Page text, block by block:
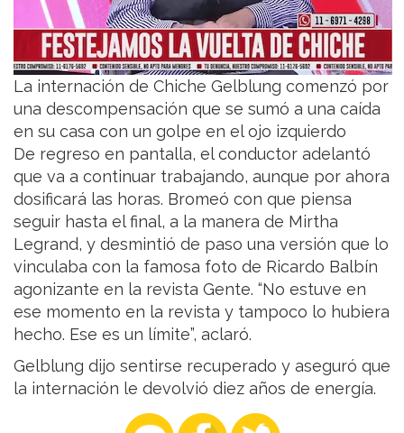
La internación de Chiche Gelblung comenzó por
una descompensación que se sumó a una caída
en su casa con un golpe en el ojo izquierdo
De regreso en pantalla, el conductor adelantó
que va a continuar trabajando, aunque por ahora
dosificará las horas. Bromeó con que piensa
seguir hasta el final, a la manera de Mirtha
Legrand, y desmintió de paso una versión que lo
vinculaba con la famosa foto de Ricardo Balbín
agonizante en la revista Gente. “No estuve en
ese momento en la revista y tampoco lo hubiera
hecho. Ese es un límite”, aclaró.
Gelblung dijo sentirse recuperado y aseguró que
la internación le devolvió diez años de energía.